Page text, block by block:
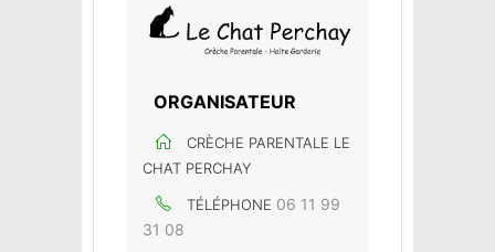
ORGANISATEUR
CRÈCHE PARENTALE LE
CHAT PERCHAY
TÉLÉPHONE 06 11 99
31 08